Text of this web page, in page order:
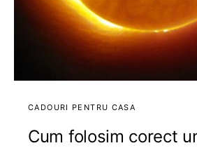
CADOURI PENTRU CASA
Cum folosim corect